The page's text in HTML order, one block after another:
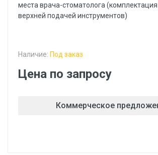
места врача-стоматолога (комплектация
верхней подачей инструментов)
Наличие: Под заказ
Цена по запросу
Коммерческое